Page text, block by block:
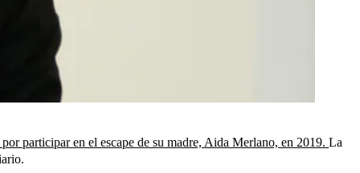
participar en el escape de su madre, Aida Merlano, en 2019. La